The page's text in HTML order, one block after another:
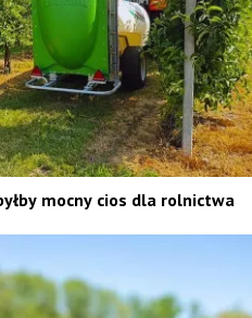
mocny cios dla rolnictwa